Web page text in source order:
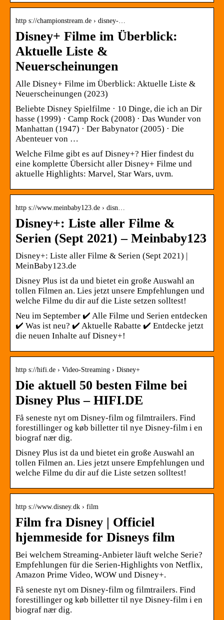
http s://championstream.de › disney-…
Disney+ Filme im Überblick:
Aktuelle Liste &
Neuerscheinungen
Alle Disney+ Filme im Überblick: Aktuelle Liste &
Neuerscheinungen (2023)
Beliebte Disney Spielfilme · 10 Dinge, die ich an Dir
hasse (1999) · Camp Rock (2008) · Das Wunder von
Manhattan (1947) · Der Babynator (2005) · Die
Abenteuer von …
Welche Filme gibt es auf Disney+? Hier findest du
eine komplette Übersicht aller Disney+ Filme und
aktuelle Highlights: Marvel, Star Wars, uvm.
http s://www.meinbaby123.de › disn…
Disney+: Liste aller Filme &
Serien (Sept 2021) – Meinbaby123
Disney+: Liste aller Filme & Serien (Sept 2021) |
MeinBaby123.de
Disney Plus ist da und bietet ein große Auswahl an
tollen Filmen an. Lies jetzt unsere Empfehlungen und
welche Filme du dir auf die Liste setzen solltest!
Neu im September ✔️ Alle Filme und Serien entdecken
✔️ Was ist neu? ✔️ Aktuelle Rabatte ✔️ Entdecke jetzt
die neuen Inhalte auf Disney+!
http s://hifi.de › Video-Streaming › Disney+
Die aktuell 50 besten Filme bei
Disney Plus – HIFI.DE
Få seneste nyt om Disney-film og filmtrailers. Find
forestillinger og køb billetter til nye Disney-film i en
biograf nær dig.
Disney Plus ist da und bietet ein große Auswahl an
tollen Filmen an. Lies jetzt unsere Empfehlungen und
welche Filme du dir auf die Liste setzen solltest!
http s://www.disney.dk › film
Film fra Disney | Officiel
hjemmeside for Disneys film
Bei welchem Streaming-Anbieter läuft welche Serie?
Empfehlungen für die Serien-Highlights von Netflix,
Amazon Prime Video, WOW und Disney+.
Få seneste nyt om Disney-film og filmtrailers. Find
forestillinger og køb billetter til nye Disney-film i en
biograf nær dig.